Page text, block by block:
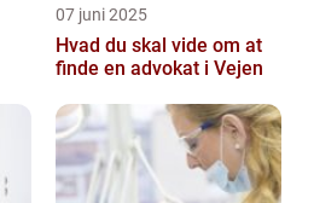
07 juni 2025
Hvad du skal vide om at
finde en advokat i Vejen